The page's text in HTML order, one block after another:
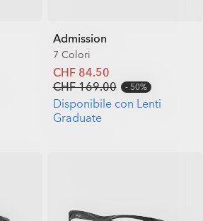
Admission
7 Colori
CHF 84.50
CHF 169.00
50%
Disponibile con Lenti
Graduate